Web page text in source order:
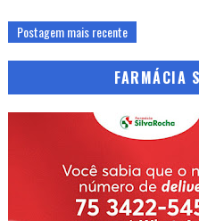
Postagem mais recente
FARMÁCIA